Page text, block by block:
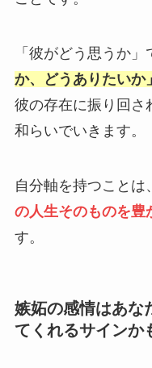
「彼がどう思うか」
か、どうありたいか
彼の存在に振り回さ
和らいでいきます。
自分軸を持つことは
の人生そのものを豊
す。
嫉妬の感情はあな
てくれるサインか